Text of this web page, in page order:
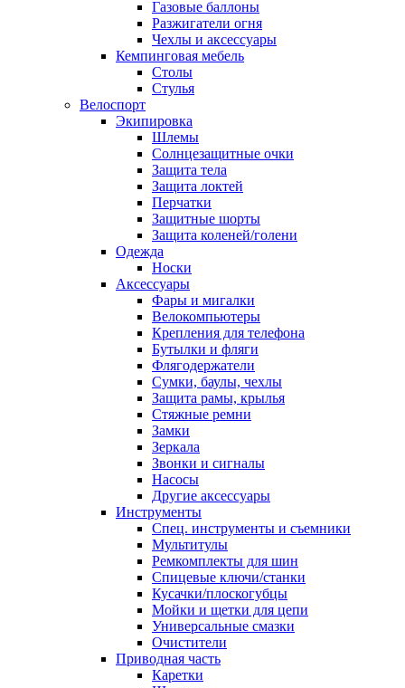
Газовые баллоны
Разжигатели огня
Чехлы и аксессуары
Кемпинговая мебель
Столы
Стулья
Велоспорт
Экипировка
Шлемы
Солнцезащитные очки
Защита тела
Защита локтей
Перчатки
Защитные шорты
Защита коленей/голени
Одежда
Носки
Аксессуары
Фары и мигалки
Велокомпьютеры
Крепления для телефона
Бутылки и фляги
Флягодержатели
Сумки, баулы, чехлы
Защита рамы, крылья
Стяжные ремни
Замки
Зеркала
Звонки и сигналы
Насосы
Другие аксессуары
Инструменты
Спец. инструменты и съемники
Мультитулы
Ремкомплекты для шин
Спицевые ключи/станки
Кусачки/плоскогубцы
Мойки и щетки для цепи
Универсальные смазки
Очистители
Приводная часть
Каретки